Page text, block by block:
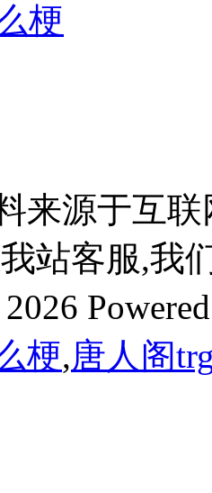
梗
来源于互
站客服,我
梗,唐人阁